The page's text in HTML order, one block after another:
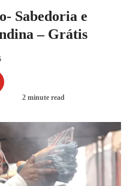
Sabedoria e
– Grátis
2 minute read